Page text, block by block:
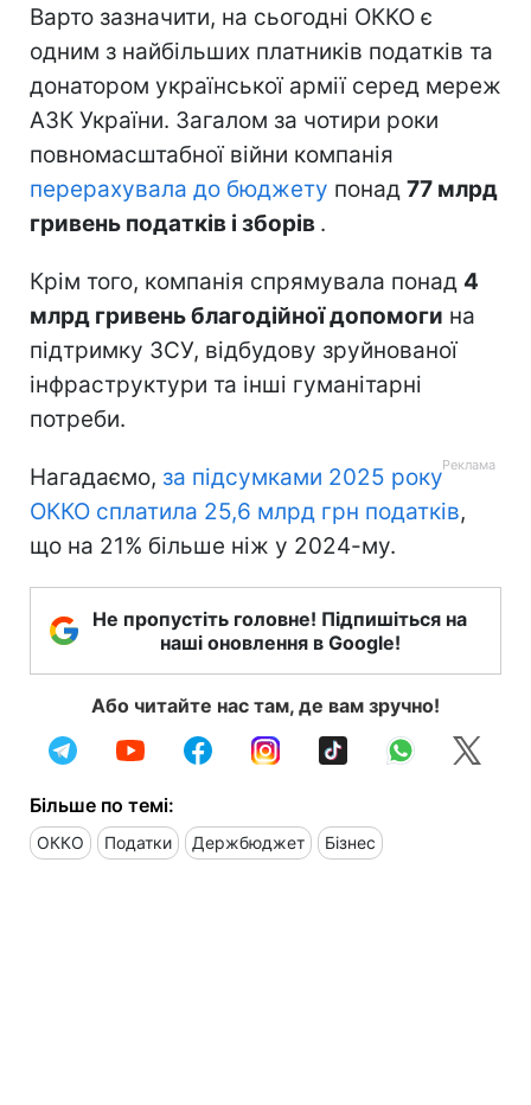
Варто зазначити, на сьогодні ОККО є
одним з найбільших платників податків та
донатором української армії серед мереж
АЗК України. Загалом за чотири роки
повномасштабної війни компанія
перерахувала до бюджету понад 77 млрд
гривень податків і зборів .
Крім того, компанія спрямувала понад 4
млрд гривень благодійної допомоги на
підтримку ЗСУ, відбудову зруйнованої
інфраструктури та інші гуманітарні
потреби.
Нагадаємо, за підсумками 2025 року
ОККО сплатила 25,6 млрд грн податків,
що на 21% більше ніж у 2024-му.
Не пропустіть головне! Підпишіться на
наші оновлення в Google!
Або читайте нас там, де вам зручно!
Більше по темі:
ОККО Податки Держбюджет Бізнес